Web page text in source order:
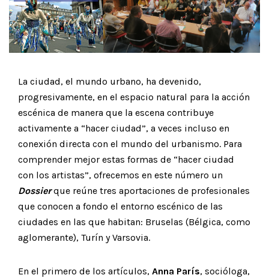
La ciudad, el mundo urbano, ha devenido,
progresivamente, en el espacio natural para la acción
escénica de manera que la escena contribuye
activamente a “hacer ciudad”, a veces incluso en
conexión directa con el mundo del urbanismo. Para
comprender mejor estas formas de “hacer ciudad
con los artistas”, ofrecemos en este número un
Dossierque reúne tres aportaciones de profesionales
que conocen a fondo el entorno escénico de las
ciudades en las que habitan: Bruselas (Bélgica, como
aglomerante), Turín y Varsovia.
En el primero de los artículos, Anna París, socióloga,